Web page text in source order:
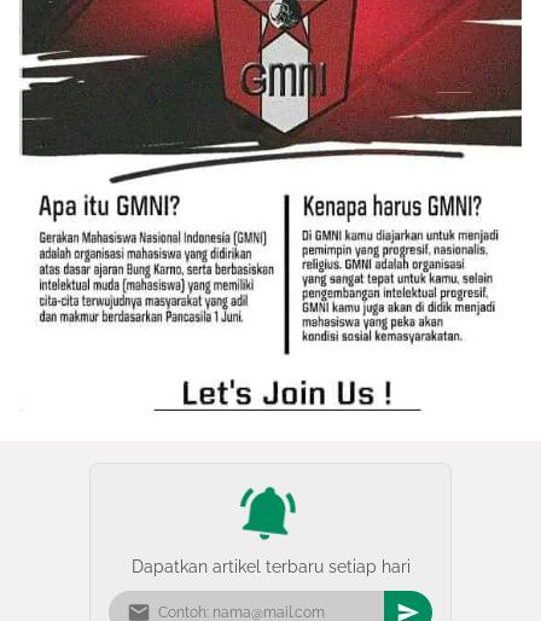
Dapatkan artikel terbaru setiap hari